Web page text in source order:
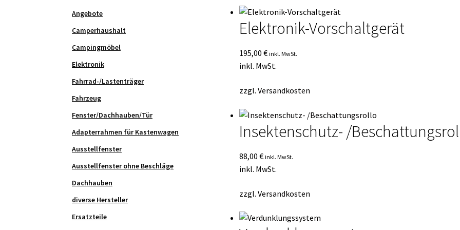
Elektronik-Vorschaltgerät
195,00 € inkl. MwSt.
inkl. MwSt.
zzgl. Versandkosten
Insektenschutz- /
88,00 € inkl. MwSt.
inkl. MwSt.
zzgl. Versandkosten
Angebote
Camperhaushalt
Campingmöbel
Elektronik
Fahrrad-/Lastenträger
Fahrzeug
Fenster/Dachhauben/Tür
Adapterrahmen für Kastenwagen
Ausstellfenster
Ausstellfenster ohne Beschläge
Dachhauben
diverse Hersteller
Ersatzteile